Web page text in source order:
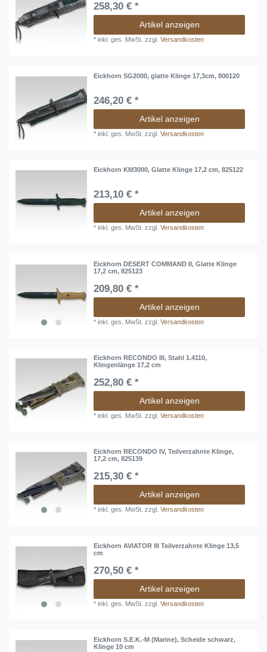
258,30 € *
Artikel anzeigen
*inkl. ges. MwSt. zzgl.Versandkosten
Eickhorn SG2000, glatte Klinge 17,3cm, 800120
246,20 € *
Artikel anzeigen
*inkl. ges. MwSt. zzgl.Versandkosten
Eickhorn KM3000, Glatte Klinge 17,2 cm, 825122
213,10 € *
Artikel anzeigen
*inkl. ges. MwSt. zzgl.Versandkosten
Eickhorn DESERT COMMAND II, Glatte Klinge
17,2 cm, 825123
209,80 € *
Artikel anzeigen
*inkl. ges. MwSt. zzgl.Versandkosten
Eickhorn RECONDO III, Stahl 1.4110,
Klingenlänge 17,2 cm
252,80 € *
Artikel anzeigen
*inkl. ges. MwSt. zzgl.Versandkosten
Eickhorn RECONDO IV, Teilverzahnte Klinge,
17,2 cm, 825139
215,30 € *
Artikel anzeigen
*inkl. ges. MwSt. zzgl.Versandkosten
Eickhorn AVIATOR III Teilverzahnte Klinge 13,5
cm
270,50 € *
Artikel anzeigen
*inkl. ges. MwSt. zzgl.Versandkosten
Eickhorn S.E.K.-M (Marine), Scheide schwarz,
Klinge 10 cm